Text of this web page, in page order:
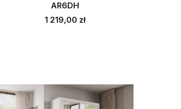
AR6DH
Cena
1 219,00 zł